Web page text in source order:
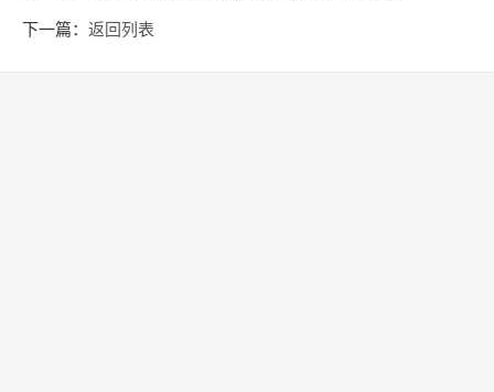
下一篇： 返回列表